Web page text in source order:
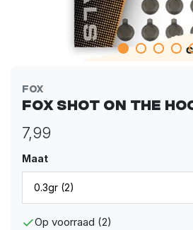
Fox
Fox Shot On The
7,99
Maat
Op voorraad (2)